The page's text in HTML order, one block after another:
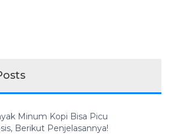
Minum Kopi Bisa Picu
Berikut Penjelasannya!